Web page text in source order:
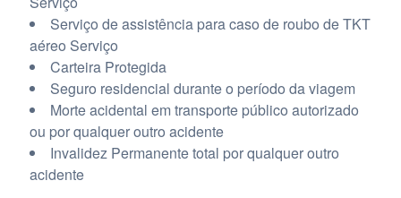
Serviço de assistência para caso de roubo de TKT
aéreo Serviço
Carteira Protegida
Seguro residencial durante o período da viagem
Morte acidental em transporte público autorizado
ou por qualquer outro acidente
Invalidez Permanente total por qualquer outro
acidente